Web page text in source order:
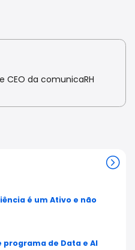
CEO da comunicaRH
é um Ativo e não
programa de Data e AI